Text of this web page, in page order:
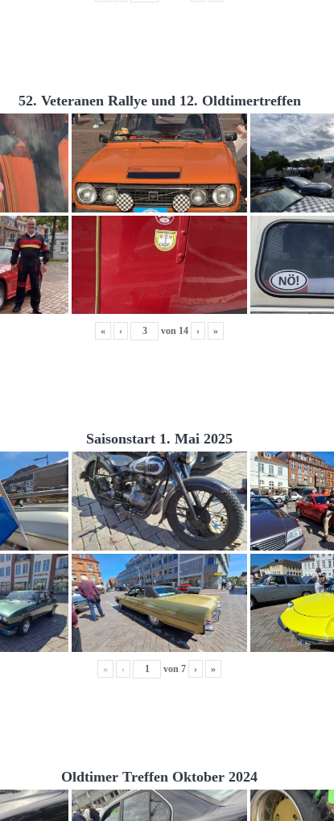
52. Veteranen Rallye und 12. Oldtimertreffen
« ‹ von 14 › »
Saisonstart 1. Mai 2025
« ‹ von 7 › »
Oldtimer Treffen Oktober 2024